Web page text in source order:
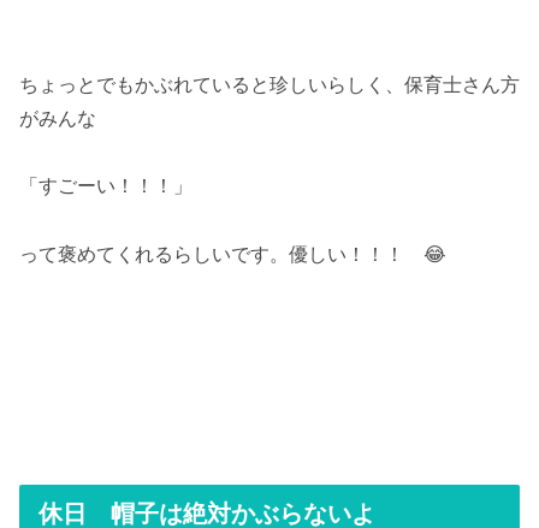
ちょっとでもかぶれていると珍しいらしく、保育士さん方
がみんな
「すごーい！！！」
って褒めてくれるらしいです。優しい！！！ 😂
休日 帽子は絶対かぶらないよ